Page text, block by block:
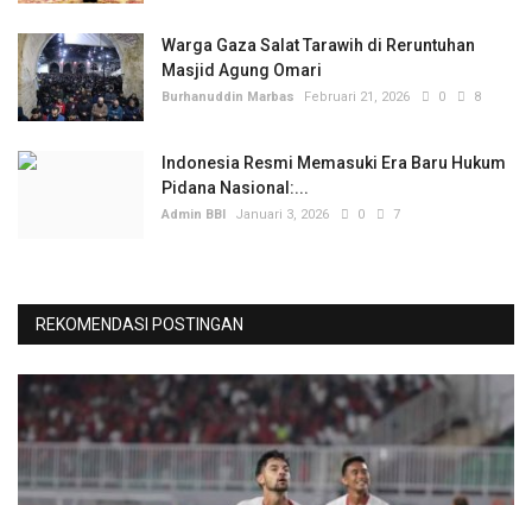
Warga Gaza Salat Tarawih di Reruntuhan
Masjid Agung Omari
Burhanuddin Marbas Februari 21, 2026 0 8
Indonesia Resmi Memasuki Era Baru Hukum
Pidana Nasional:...
Admin BBI Januari 3, 2026 0 7
REKOMENDASI POSTINGAN